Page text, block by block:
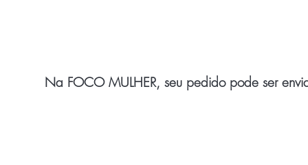
Na FOCO MULHER, seu pedido pode ser